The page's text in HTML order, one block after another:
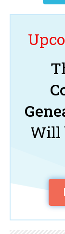
Will